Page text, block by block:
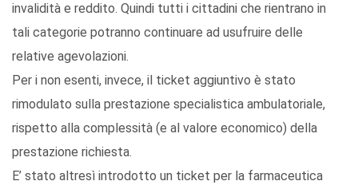
invalidità e reddito. Quindi tutti i cittadini che rientrano in
tali categorie potranno continuare ad usufruire delle
relative agevolazioni.
Per i non esenti, invece, il ticket aggiuntivo è stato
rimodulato sulla prestazione specialistica ambulatoriale,
rispetto alla complessità (e al valore economico) della
prestazione richiesta.
E’ stato altresì introdotto un ticket per la farmaceutica